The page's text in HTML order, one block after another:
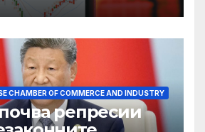
CHAMBER OF COMMERCE AND INDUSTRY
репресии